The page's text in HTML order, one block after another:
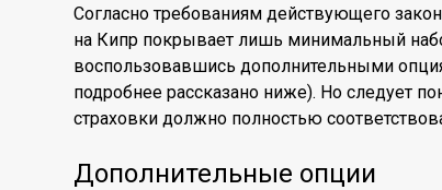
Согласно требованиям действующего
на Кипр покрывает лишь минимальный
воспользовавшись дополнительными
подробнее рассказано ниже). Но следует
страховки должно полностью
Дополнительные опции